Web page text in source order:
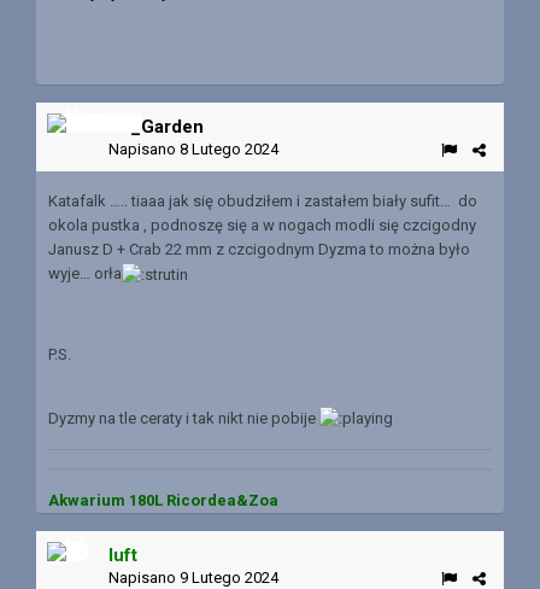
Mr_Garden
Napisano 8 Lutego 2024
Katafalk ….. tiaaa jak się obudziłem i zastałem biały sufit… do
okola pustka , podnoszę się a w nogach modli się czcigodny
Janusz D + Crab 22 mm z czcigodnym Dyzma to można było
wyje… orła
P.S.
Dyzmy na tle ceraty i tak nikt nie pobije
Akwarium 180L Ricordea&Zoa
luft
Napisano 9 Lutego 2024